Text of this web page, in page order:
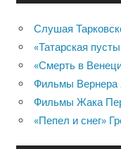
Слушая
«Татарская
«Смерть в
Фильмы Вернера
Фильмы Жака
«Пепел и снег»